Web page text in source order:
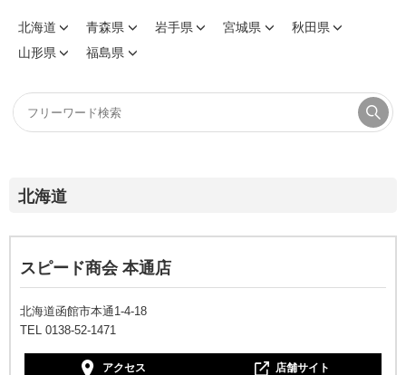
北海道 青森県 岩手県 宮城県
秋田県
山形県
福島県
北海道
スピード商会 本通店
北海道函館市本通1-4-18
TEL 0138-52-1471
アクセス 店舗サイト